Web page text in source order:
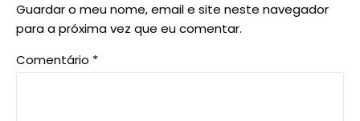
Guardar o meu nome, email e site neste navegador
para a próxima vez que eu comentar.
Comentário *